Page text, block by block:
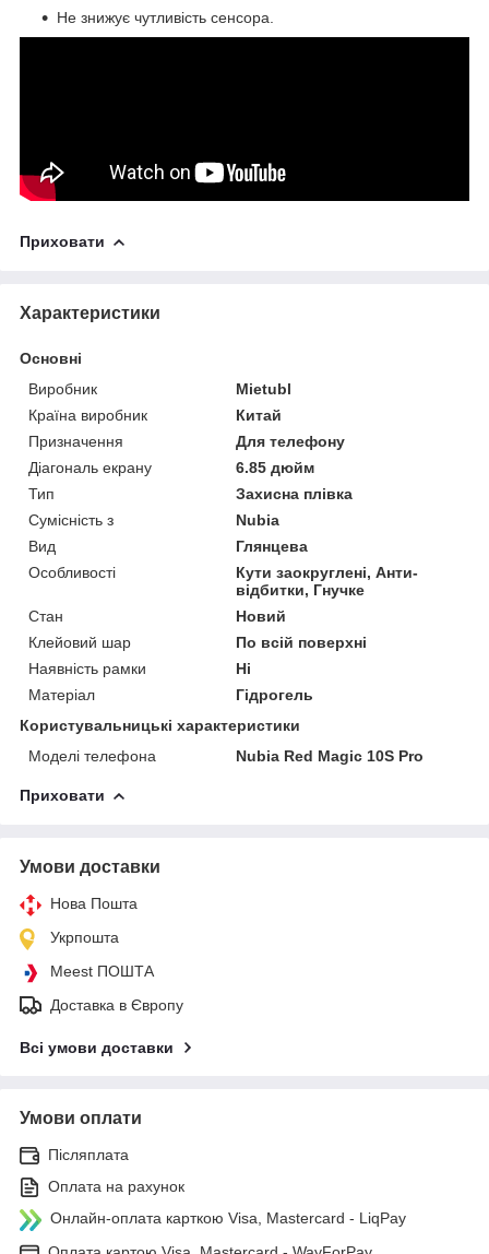
Не знижує чутливість сенсора.
Приховати
Характеристики
Основні
Виробник
Mietubl
Країна виробник
Китай
Призначення
Для телефону
Діагональ екрану
6.85 дюйм
Тип
Захисна плівка
Сумісність з
Nubia
Вид
Глянцева
Особливості
Кути заокруглені, Анти-
відбитки, Гнучке
Стан
Новий
Клейовий шар
По всій поверхні
Наявність рамки
Ні
Матеріал
Гідрогель
Користувальницькі характеристики
Моделі телефона
Nubia Red Magic 10S Pro
Приховати
Умови доставки
Нова Пошта
Укрпошта
Meest ПОШТА
Доставка в Європу
Всі умови доставки
Умови оплати
Післяплата
Оплата на рахунок
Онлайн-оплата карткою Visa, Mastercard - LiqPay